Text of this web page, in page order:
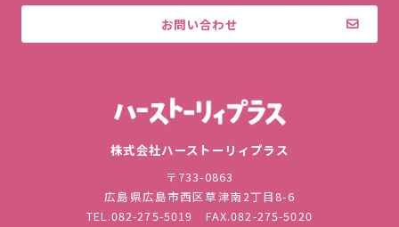
お問い合わせ
株式会社ハーストーリィプラス
〒733-0863
広島県広島市西区草津南2丁目8-6
TEL.082-275-5019 FAX.082-275-5020